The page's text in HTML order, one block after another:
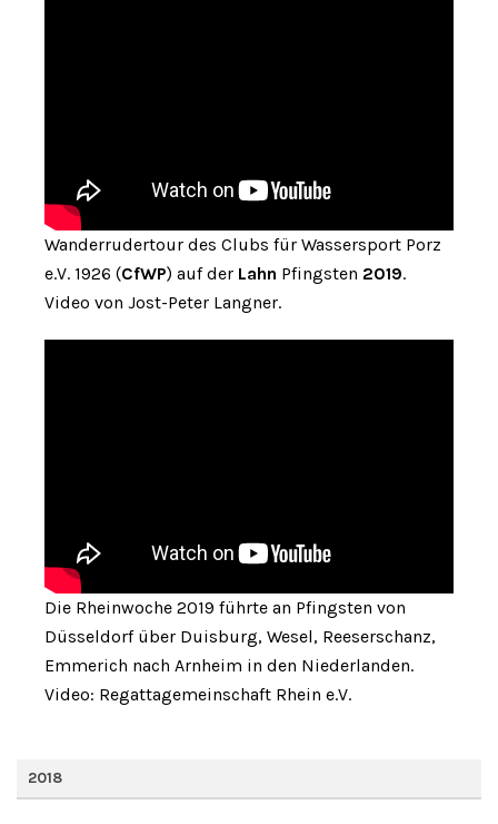
Wanderrudertour des Clubs für Wassersport Porz
e.V. 1926 (CfWP) auf der Lahn Pfingsten 2019.
Video von Jost-Peter Langner.
Die Rheinwoche 2019 führte an Pfingsten von
Düsseldorf über Duisburg, Wesel, Reeserschanz,
Emmerich nach Arnheim in den Niederlanden.
Video: Regattagemeinschaft Rhein e.V.
2018